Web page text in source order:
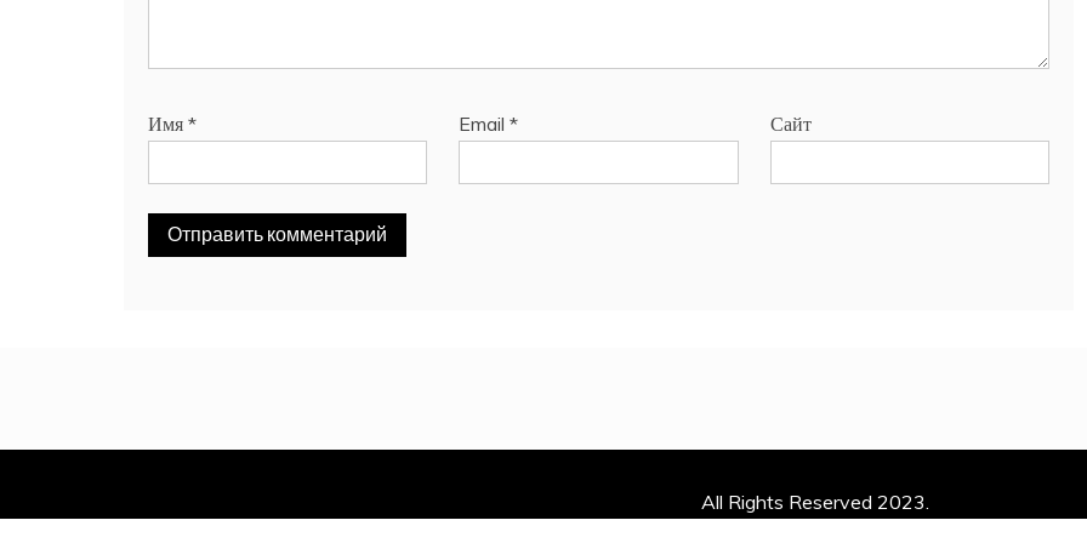
Имя * Email* Сайт
All Rights Reserved 2023.